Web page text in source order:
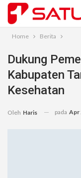
Home Berita
Dukung
Kabupaten
Kesehatan
Oleh Haris pada Apr